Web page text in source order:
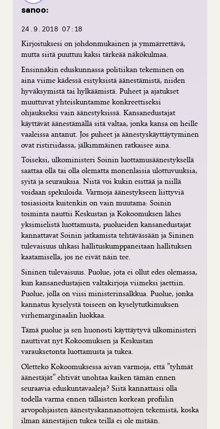
sanoo:
24.9.2018 07:18
Kirjoituksesi on johdonmukainen ja ymmärrettävä,
mutta siitä puuttuu kaksi tärkeää näkökulmaa.
Ensinnäkin eduskunnassa politiikan tekeminen on
aina viime kädessä esityksistä äänestämistä, niiden
hyväksymistä tai hylkäämistä. Puheet ja ajatukset
muuttuvat yhteiskuntamme konkreettiseksi
ohjaukseksi vain äänestyksissä. Kansanedustajat
käyttävät äänestämällä sitä valtaa, jonka kansa on heille
vaaleissa antanut. Jos puheet ja äänestyskäyttäytyminen
ovat ristiriidassa, jälkimmäinen ratkaisee aina.
Toiseksi, ulkoministeri Soinin luottamusäänestyksellä
saattaa olla tai olla olematta monenlaisia ulottuvuuksia,
syitä ja seurauksia. Niitä voi kukin esittää ja niillä
voidaan spekuloida. Varmoja äänestykseen liittyviä
tosiasioita kuitenkin on vain muutama: Soinin
toiminta nauttii Keskustan ja Kokoomuksen lähes
yksimielistä luottamusta, puolueiden kansanedustajat
kannattavat Soinin jatkamista tehtävässään ja Sininen
tulevaisuus uhkasi hallituskumppaneitaan hallituksen
kaatamisella, jos ne eivät näin tee.
Sininen tulevaisuus. Puolue, jota ei ollut edes olemassa,
kun kansanedustajien valtakirjoja viimeksi jaettiin.
Puolue, jolla on viisi ministerinsalkkua. Puolue, jonka
kannatus kyselystä toiseen on kyselytutkimuksen
virhemarginaalin luokkaa.
Tämä puolue ja sen huonosti käyttäytyvä ulkoministeri
nauttivat nyt Kokoomuksen ja Keskustan
varauksetonta luottamusta ja tukea.
Oletteko Kokoomuksessa aivan varmoja, että ”tyhmät
äänestäjät” ehtivät unohtaa kaiken tämän ennen
seuraavia eduskuntavaaleja? Siitä kannattaisi olla
todella varma ennen tällaisten korkean profiilin
arvopohjaisten äänestyskannanottojen tekemistä, koska
ilman äänestäjien tukea teillä ei ole mitään.